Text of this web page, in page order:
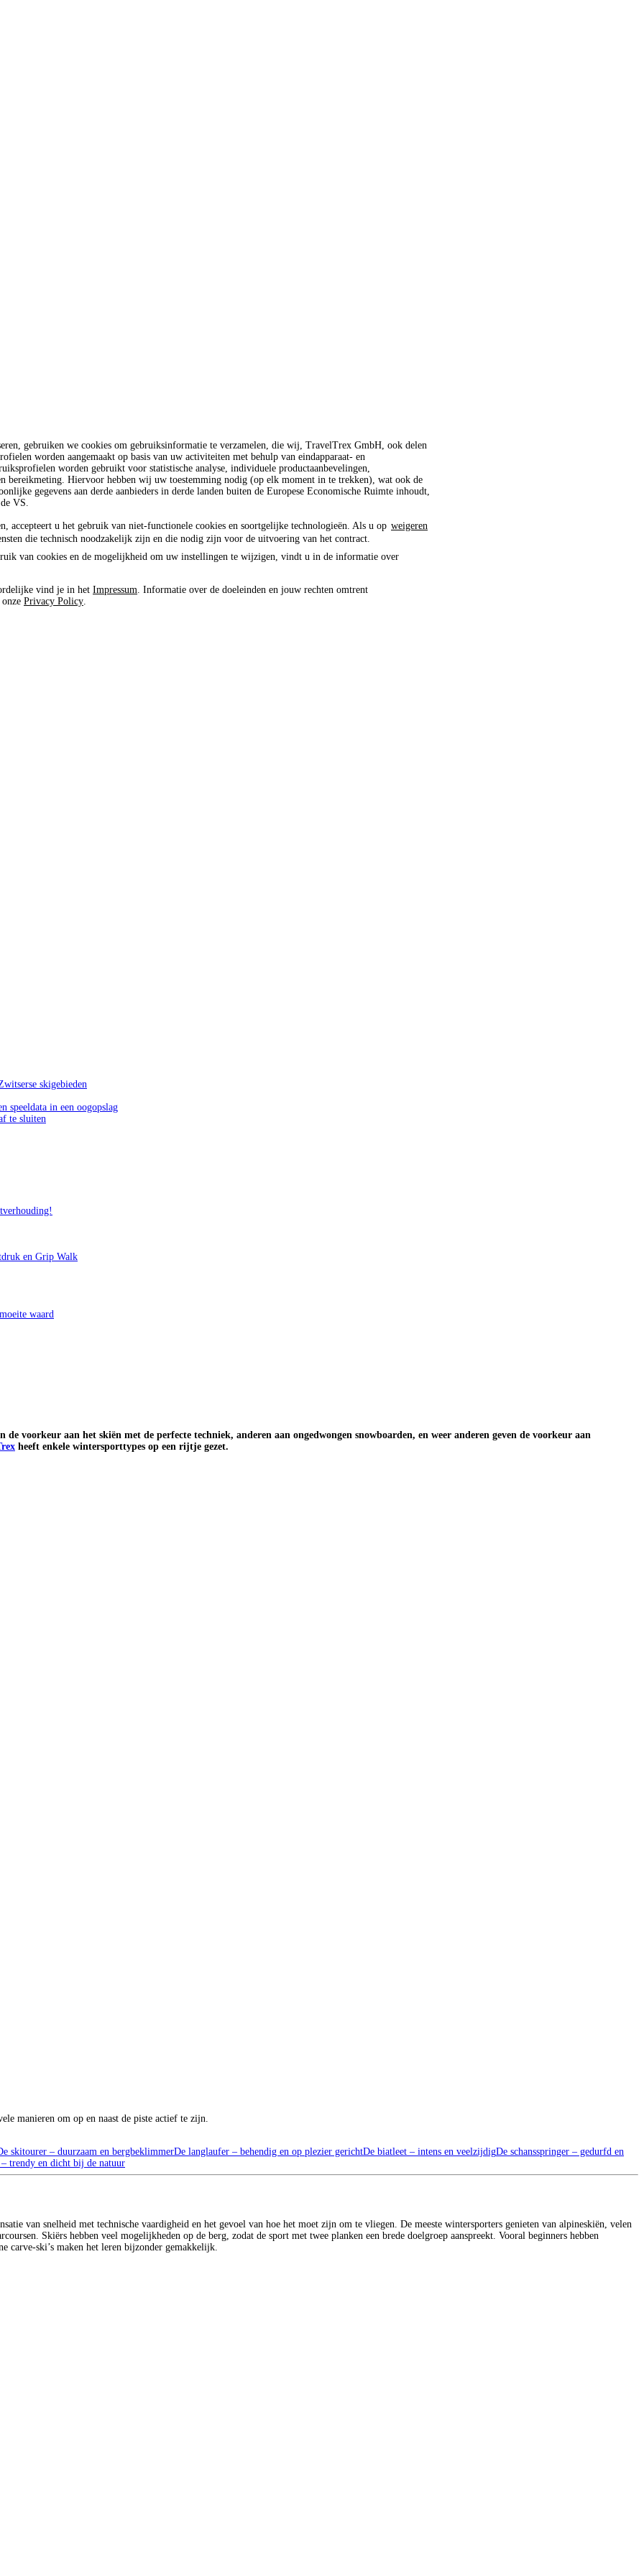
gebruiken we cookies om gebruiksinformatie te verzamelen, die wij, TravelTrex GmbH, ook delen
worden aangemaakt op basis van uw activiteiten met behulp van eindapparaat- en
worden gebruikt voor statistische analyse, individuele productaanbevelingen,
bereikmeting. Hiervoor hebben wij uw toestemming nodig (op elk moment in te trekken), wat ook de
gegevens aan derde aanbieders in derde landen buiten de Europese Economische Ruimte inhoudt,
VS.
accepteert u het gebruik van niet-functionele cookies en soortgelijke technologieën. Als u op weigeren
die technisch noodzakelijk zijn en die nodig zijn voor de uitvoering van het contract.
van cookies en de mogelijkheid om uw instellingen te wijzigen, vindt u in de informatie over
vind je in het Impressum . Informatie over de doeleinden en jouw rechten omtrent
Privacy Policy
skigebieden
speeldata in een oogopslag
te sluiten
en Grip Walk
waard
voorkeur aan het skiën met de perfecte techniek, anderen aan ongedwongen snowboarden, en weer anderen geven de voorkeur aan
heeft enkele wintersporttypes op een rijtje gezet.
manieren om op en naast de piste actief te zijn.
skitourer – duurzaam en bergbeklimmerDe langlaufer – behendig en op plezier gerichtDe biatleet – intens en veelzijdigDe schansspringer – gedurfd en
– trendy en dicht bij de natuur
van snelheid met technische vaardigheid en het gevoel van hoe het moet zijn om te vliegen. De meeste wintersporters genieten van alpineskiën, velen
Skiërs hebben veel mogelijkheden op de berg, zodat de sport met twee planken een brede doelgroep aanspreekt. Vooral beginners hebben
carve-ski’s maken het leren bijzonder gemakkelijk.